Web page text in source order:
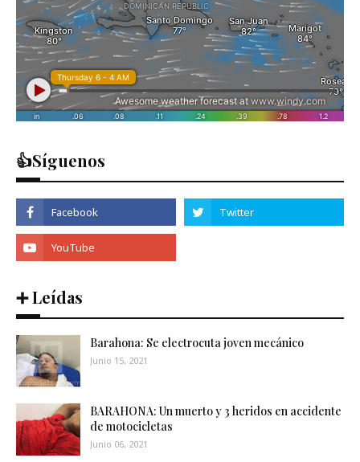
👍Síguenos
➕ Leídas
Barahona: Se electrocuta joven mecánico
Junio 15, 2021
BARAHONA: Un muerto y 3 heridos en accidente
de motocicletas
Junio 06, 2021